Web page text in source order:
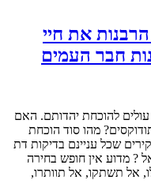
את חיי
חבר העמים
להוכחת יהדותם. האם
מהו סוד הוכחת
שכל עניינם בדיקות דת
? מדוע אין חופש בחירה
אל תשתקו, אל תוותרו,